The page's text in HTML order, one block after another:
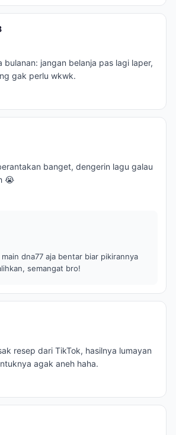
bulanan: jangan belanja pas lagi laper,
gak perlu wkwk.
banget, dengerin lagu galau
😭
dna77 aja bentar biar pikirannya
semangat bro!
resep dari TikTok, hasilnya lumayan
agak aneh haha.